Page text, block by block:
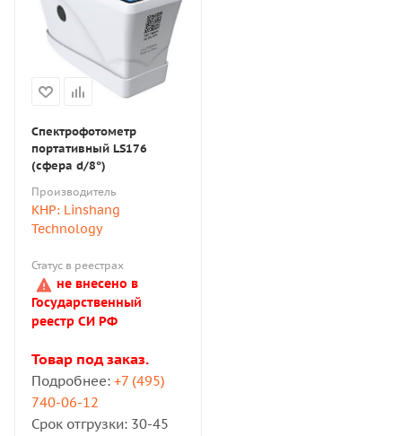
Спектрофотометр
портативный LS176
(сфера d/8°)
Производитель
КНР: Linshang
Technology
Статус в реестрах
не внесено в
Государственный
реестр СИ РФ
Товар под заказ.
Подробнее: +7 (495)
740-06-12
Срок отгрузки: 30-45